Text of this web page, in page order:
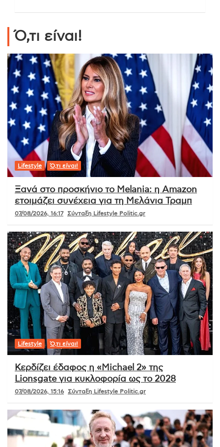
Ό,τι είναι!
Lifestyle Ό,τι είναι!
Ξανά στο προσκήνιο το Melania: η Amazon
ετοιμάζει συνέχεια για τη Μελάνια Τραμπ
07/08/2026, 16:17 Σύνταξη Lifestyle Politic.gr
Lifestyle Ό,τι είναι!
Κερδίζει έδαφος η «Michael 2» της
Lionsgate για κυκλοφορία ως το 2028
07/08/2026, 15:16 Σύνταξη Lifestyle Politic.gr